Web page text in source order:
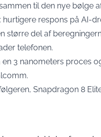
til den nye bølge
respons på AI-
større del af
telefonen.
3 nanometers proces
Snapdragon 8